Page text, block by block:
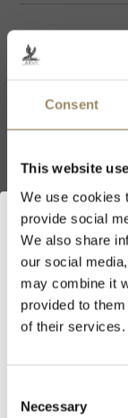
Consent
This website
We use cookies
provide social
We also share
our social
may combine it
provided to
of their services.
Selection
Necessary
NV